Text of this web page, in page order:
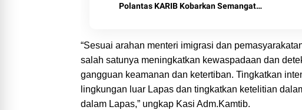
Polantas KARIB Kobarkan Semangat
“Sesuai arahan menteri imigrasi dan
salah satunya meningkatkan kewaspadaan dan
gangguan keamanan dan ketertiban. Tingkatkan
lingkungan luar Lapas dan tingkatkan ketelitian
dalam Lapas,” ungkap Kasi Adm.Kamtib.